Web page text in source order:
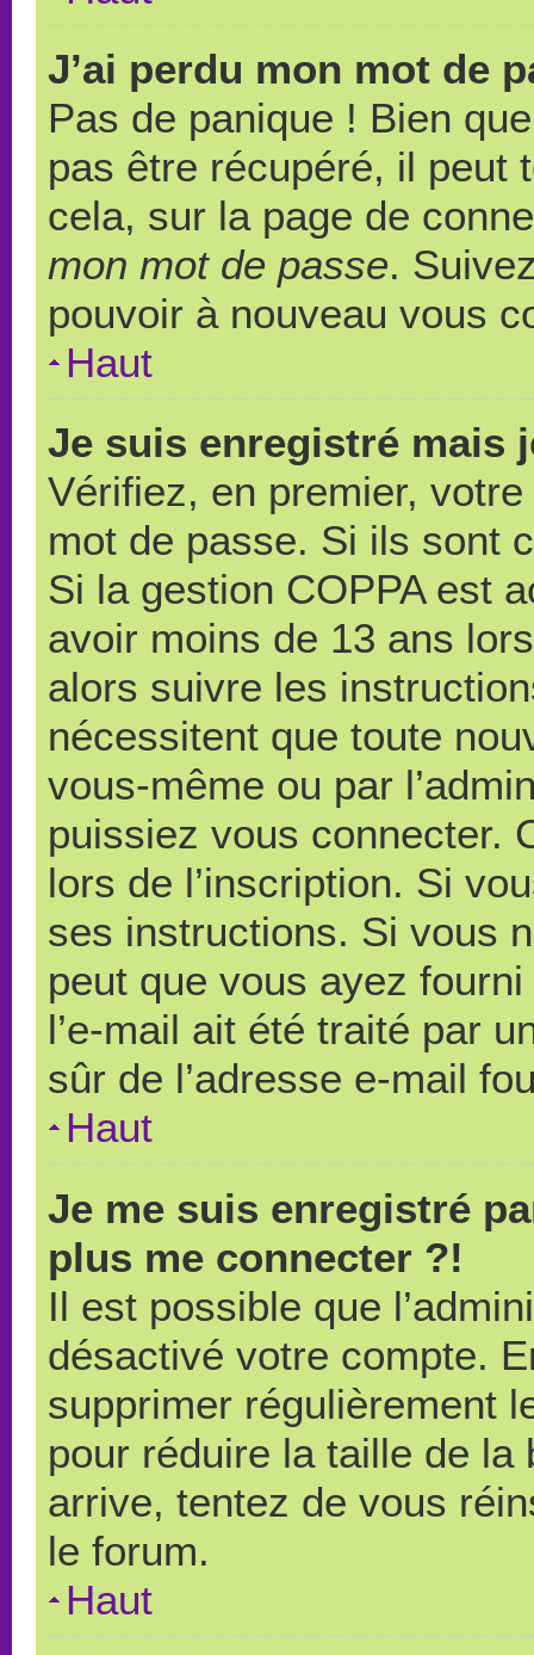
J’ai perdu mon mot de
Pas de panique ! Bien
pas être récupéré, il peut
cela, sur la page de
mon mot de passe.
pouvoir à nouveau vous
Haut
Je suis enregistré mais
Vérifiez, en premier,
mot de passe. Si ils sont
Si la gestion COPPA est
avoir moins de 13 ans
alors suivre les
nécessitent que toute
vous-même ou par
puissiez vous connecter.
lors de l’inscription. Si
ses instructions. Si vous
peut que vous ayez
l’e-mail ait été traité par
sûr de l’adresse e-mail
Haut
Je me suis enregistré
plus me connecter ?!
Il est possible que
désactivé votre compte.
supprimer régulièrement
pour réduire la taille de
arrive, tentez de vous
le forum.
Haut